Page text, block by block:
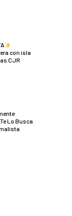
con isla
CJR
Lo Busca